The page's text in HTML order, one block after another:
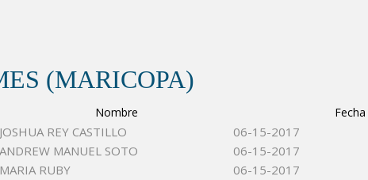
(MARICOPA)
Nombre Fecha
JOSHUA REY CASTILLO
06-15-2017
ANDREW MANUEL SOTO
06-15-2017
MARIA RUBY
06-15-2017